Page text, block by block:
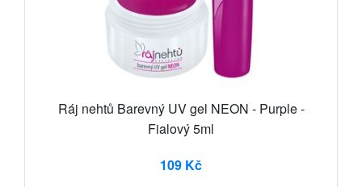
Ráj nehtů Barevný UV gel NEON - Purple -
Fialový 5ml
109 Kč